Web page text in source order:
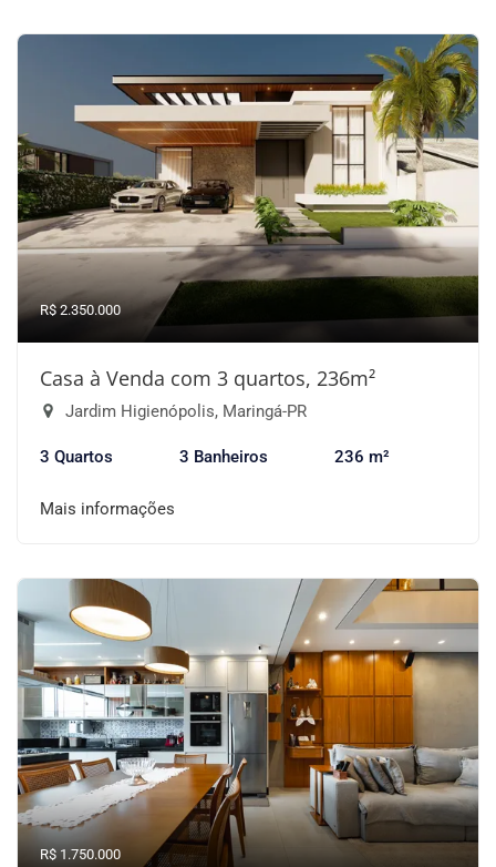
R$ 2.350.000
Casa à Venda com 3 quartos, 236m²
Jardim Higienópolis, Maringá-PR
3 Quartos 3 Banheiros 236 m²
Mais informações
R$ 1.750.000